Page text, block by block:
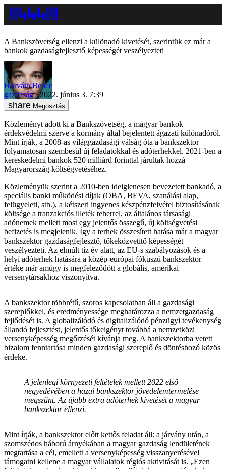
A Bankszövetség ellenzi a különadó kivetését, szerintük ez már a
bankok gazdaságfejlesztő képességét veszélyezteti
Horváth Bence
gazdaság
2022. június 3. 7:39
Megosztás
Közleményt adott ki a Bankszövetség, a magyar bankok
érdekvédelmi szerve a kormány által bejelentett ágazati különadóról.
Mint írják, a 2008-as világgazdasági válság óta a bankszektor
folyamatosan szembesül új feladatokkal és adóterhekkel. 2021-ben a
kereskedelmi bankok 520 milliárd forinttal járultak hozzá
Magyarország költségvetéséhez.
Közleményük szerint a 2010-ben ideiglenesen bevezetett bankadó, a
speciális banki működési díjak (OBA, BEVA, szanálási alap,
felügyeleti, stb.), a kétszeri ingyenes készpénzfelvétel biztosításának
költsége a tranzakciós illeték teherrel, az általános társasági
adónemek mellett most egy jelentős összegű, új költségvetési
befizetés is megjelenik. Így a terhek összesített hatása már a magyar
bankszektor gazdaságfejlesztő, tőkeközvetítő képességét
veszélyezteti. Az elmúlt tíz év alatt, az EU-s szabályozások és a
helyi adóterhek hatására a közép-európai fókuszú bankszektor
értéke már amúgy is megfeleződött a globális, amerikai
versenytársakhoz viszonyítva.
A bankszektor többrétű, szoros kapcsolatban áll a gazdasági
szereplőkkel, és eredményessége meghatározza a nemzetgazdaság
fejlődését is. A globalizálódó és digitalizálódó pénzügyi tevékenység
állandó fejlesztést, jelentős tőkeigényt továbbá a nemzetközi
versenyképesség megőrzését kívánja meg. A bankszektorba vetett
bizalom fenntartása minden gazdasági szereplő és döntéshozó közös
érdeke.
A jelenlegi környezeti feltételek mellett 2022 első
negyedévében a hazai bankszektor jövedelemtermelése
megszűnt. Az újabb extra adóterhek kivetését a magyar
bankszektor ellenzi.
Mint írják, a bankszektor előtt kettős feladat áll: a járvány után, a
szomszédos háború árnyékában a magyar gazdaság lendületének
megtartása a cél, emellett a versenyképesség visszanyerésével
támogatni kellene a magyar vállalatok régiós aktivitását is. „Ezen